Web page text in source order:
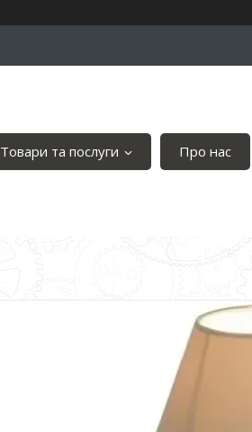
Товари та послуги Про нас